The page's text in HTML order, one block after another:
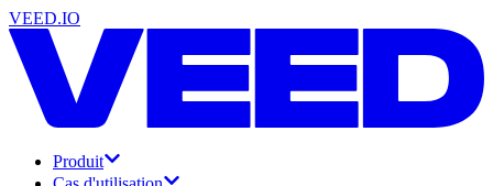
VEED.IO
Produit